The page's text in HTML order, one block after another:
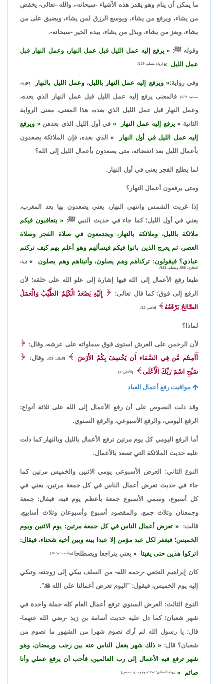
ما يمكن أن ينام وهو يقدر هذه الأشياء -سبحانه-، والله -تعالى- يخفض
من يشاء، ويرفع من يشاء، ويوسع الرزق لمن يشاء، ويضيق على من
يشاء، ويعز من يشاء، ويذل من يشاء، بيده الخير -سبحانه-.
وقوله ﷺ:
يرفع إليه عمل الليل قبل عمل النهار، وعمل النهار قبل
عمل الليل
[رواه مسلم: 179].
وفي رواية: ويرفع إليه عمل النهار بالليل، وعمل الليل بالنهار [رواه
مسلم: 179]
فالمعنى يرفع إليه عمل الليل قبل عمل النهار الذي بعده،
وعمل النهار قبل عمل الليل الذي بعده، هذا المعنى، معنى الرواية
الثانية
يرفع إليه عمل النهار في أول الليل الذي بعدهن
ويرفع
إليه عمل الليل في أول النهار
الذي بعده، فإن الملائكة يصعدون
بأعمال الليل بعد انقضائه، متى يصعدون بأعمال الليل إلى الله؟
لما يطلع الفجر يعني في أول النهار.
ومتى يرفعون أعمال النهار؟
إذا غربت الشمس وانتهى النهار، يعني يصعدون بها بعد المغرب،
يعني في أول الليل؛ كما جاء في حديث النبي ﷺ:
يتعاقبون فيكم
ملائكة بالليل، وملائكة بالنهار، ويجتمعون في صلاة الفجر وصلاة
العصر، ثم يعرج الذين باتوا فيكم فيسألهم وهو أعلم بهم كيف تركتم
عبادي؟ فيقولون: تركناهم وهم يصلون، وأتيناهم وهم يصلون
[رواه
البخاري: 555، ومسلم: 632].
طبعا رفع الأعمال إلى الله فيها إشارة إلى علو الله على خلقه؛ لأن
الرفع إلى فوق؛ كما قال تعالى:
إِلَيْهِ يَصْعَدُ الْكَلِمُ الطَّيِّبُ وَالْعَمَلُ
الصَّالِحُ يَرْفَعُهُ
[فاطر: 10].
لماذا؟
لأن الرحمن على العرش استوى فوق سماواته على عرشه، وقال:
أَأَمِنتُم مَّن فِي السَّمَاء أَن يَخْسِفَ بِكُمُ الأَرْضَ
[الملك: 16]
، وقال:
سَبِّحِ اسْمَ رَبِّكَ الْأَعْلَى
[الأعلى: 1].
مواقيت رفع أعمال العباد
وقد دلت النصوص على أن رفع الأعمال إلى الله على ثلاثة أنواع:
الرفع اليومي، والرفع الأسبوعي، والرفع السنوي.
أما الرفع اليومي كل يوم مرتين ترفع الأعمال بالليل وبالنهار كما دلت
عليه حديث الملائكة التي تصعد بالأعمال.
النوع الثاني: العرض الأسبوعي يومي الاثنين والخميس مرتين كما
جاء في حديث تعرض أعمال الناس في كل جمعة مرتين، يعني في
كل أسبوع، وسمي الأسبوع جمعة بأعظم يوم فيه، فيقال: جمعة
وجمعتان وثلاث جمع، والمقصود أسبوع وأسبوعان وثلاث أسابيع،
قالت:
تعرض أعمال الناس في كل جمعة مرتين: يوم الاثنين ويوم
الخميس؛ فيغفر لكل عبد مؤمن إلا عبدا بينه وبين أخيه شحناء، فيقال:
اتركوا هذين حتى يفيئا
يعني يتراجعا ويصطلحا [رواه مسلم: 36].
كان إبراهيم النخعي -رحمه الله- من السلف يبكي إلى زوجته، وتبكي
إليه يوم الخميس، فيقول: "اليوم تعرض أعمالنا على الله
".
النوع الثالث: العرض السنوي ترفع أعمال العام كله جملة واحدة في
شهر شعبان؛ كما دل عليه حديث أسامة بن زيد -رضي الله عنهما-
قال: يا رسول الله لم أرك تصوم شهرا من الشهور ما تصوم من
شعبان؟ قال:
ذلك شهر يغفل الناس عنه بين رجب ورمضان، وهو
شهر ترفع فيه الأعمال إلى رب العالمين، فأحب أن يرفع عملي وأنا
صائم
[رواه النسائي: 2357، وهو حديث حسن].